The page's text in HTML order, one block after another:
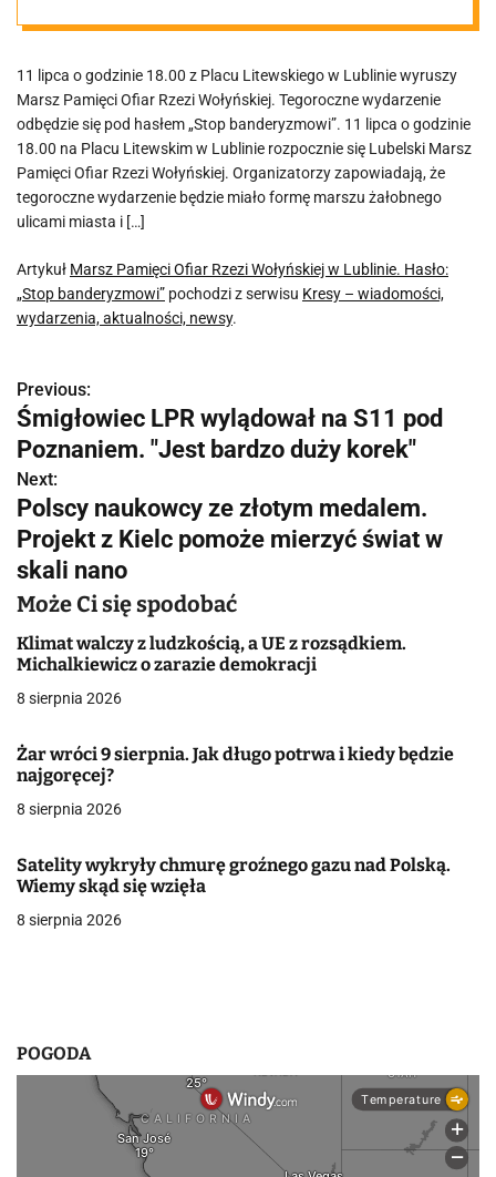
„Stop
banderyzmowi”
11 lipca o godzinie 18.00 z Placu Litewskiego w Lublinie wyruszy
Marsz Pamięci Ofiar Rzezi Wołyńskiej. Tegoroczne wydarzenie
odbędzie się pod hasłem „Stop banderyzmowi”. 11 lipca o godzinie
18.00 na Placu Litewskim w Lublinie rozpocznie się Lubelski Marsz
Pamięci Ofiar Rzezi Wołyńskiej. Organizatorzy zapowiadają, że
tegoroczne wydarzenie będzie miało formę marszu żałobnego
ulicami miasta i […]
Artykuł Marsz Pamięci Ofiar Rzezi Wołyńskiej w Lublinie. Hasło:
„Stop banderyzmowi” pochodzi z serwisu Kresy – wiadomości,
wydarzenia, aktualności, newsy.
N
a
w
i
g
a
c
j
w
p
i
s
Previous:
Śmigłowiec LPR wylądował na S11 pod
Poznaniem. "Jest bardzo duży korek"
Next:
Polscy naukowcy ze złotym medalem.
Projekt z Kielc pomoże mierzyć świat w
skali nano
Może Ci się spodobać
Klimat walczy z ludzkością, a UE z rozsądkiem.
Michalkiewicz o zarazie demokracji
8 sierpnia 2026
Żar wróci 9 sierpnia. Jak długo potrwa i kiedy będzie
najgoręcej?
8 sierpnia 2026
Satelity wykryły chmurę groźnego gazu nad Polską.
Wiemy skąd się wzięła
8 sierpnia 2026
POGODA